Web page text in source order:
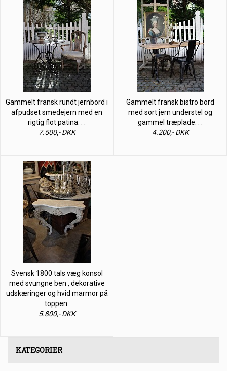
Gammelt fransk rundt jernbord i
afpudset smedejern med en
rigtig flot patina. . .
7.500,- DKK
Gammelt fransk bistro bord
med sort jern understel og
gammel træplade. . .
4.200,- DKK
Svensk 1800 tals væg konsol
med svungne ben , dekorative
udskæringer og hvid marmor på
toppen.
5.800,- DKK
KATEGORIER